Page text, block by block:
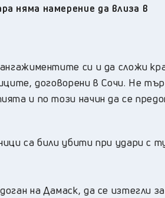
няма намерение да влиза в
си и да сложи
договорени в Сочи. Не
и по този начин да се
са били убити при удари с
на Дамаск, да се изтегли